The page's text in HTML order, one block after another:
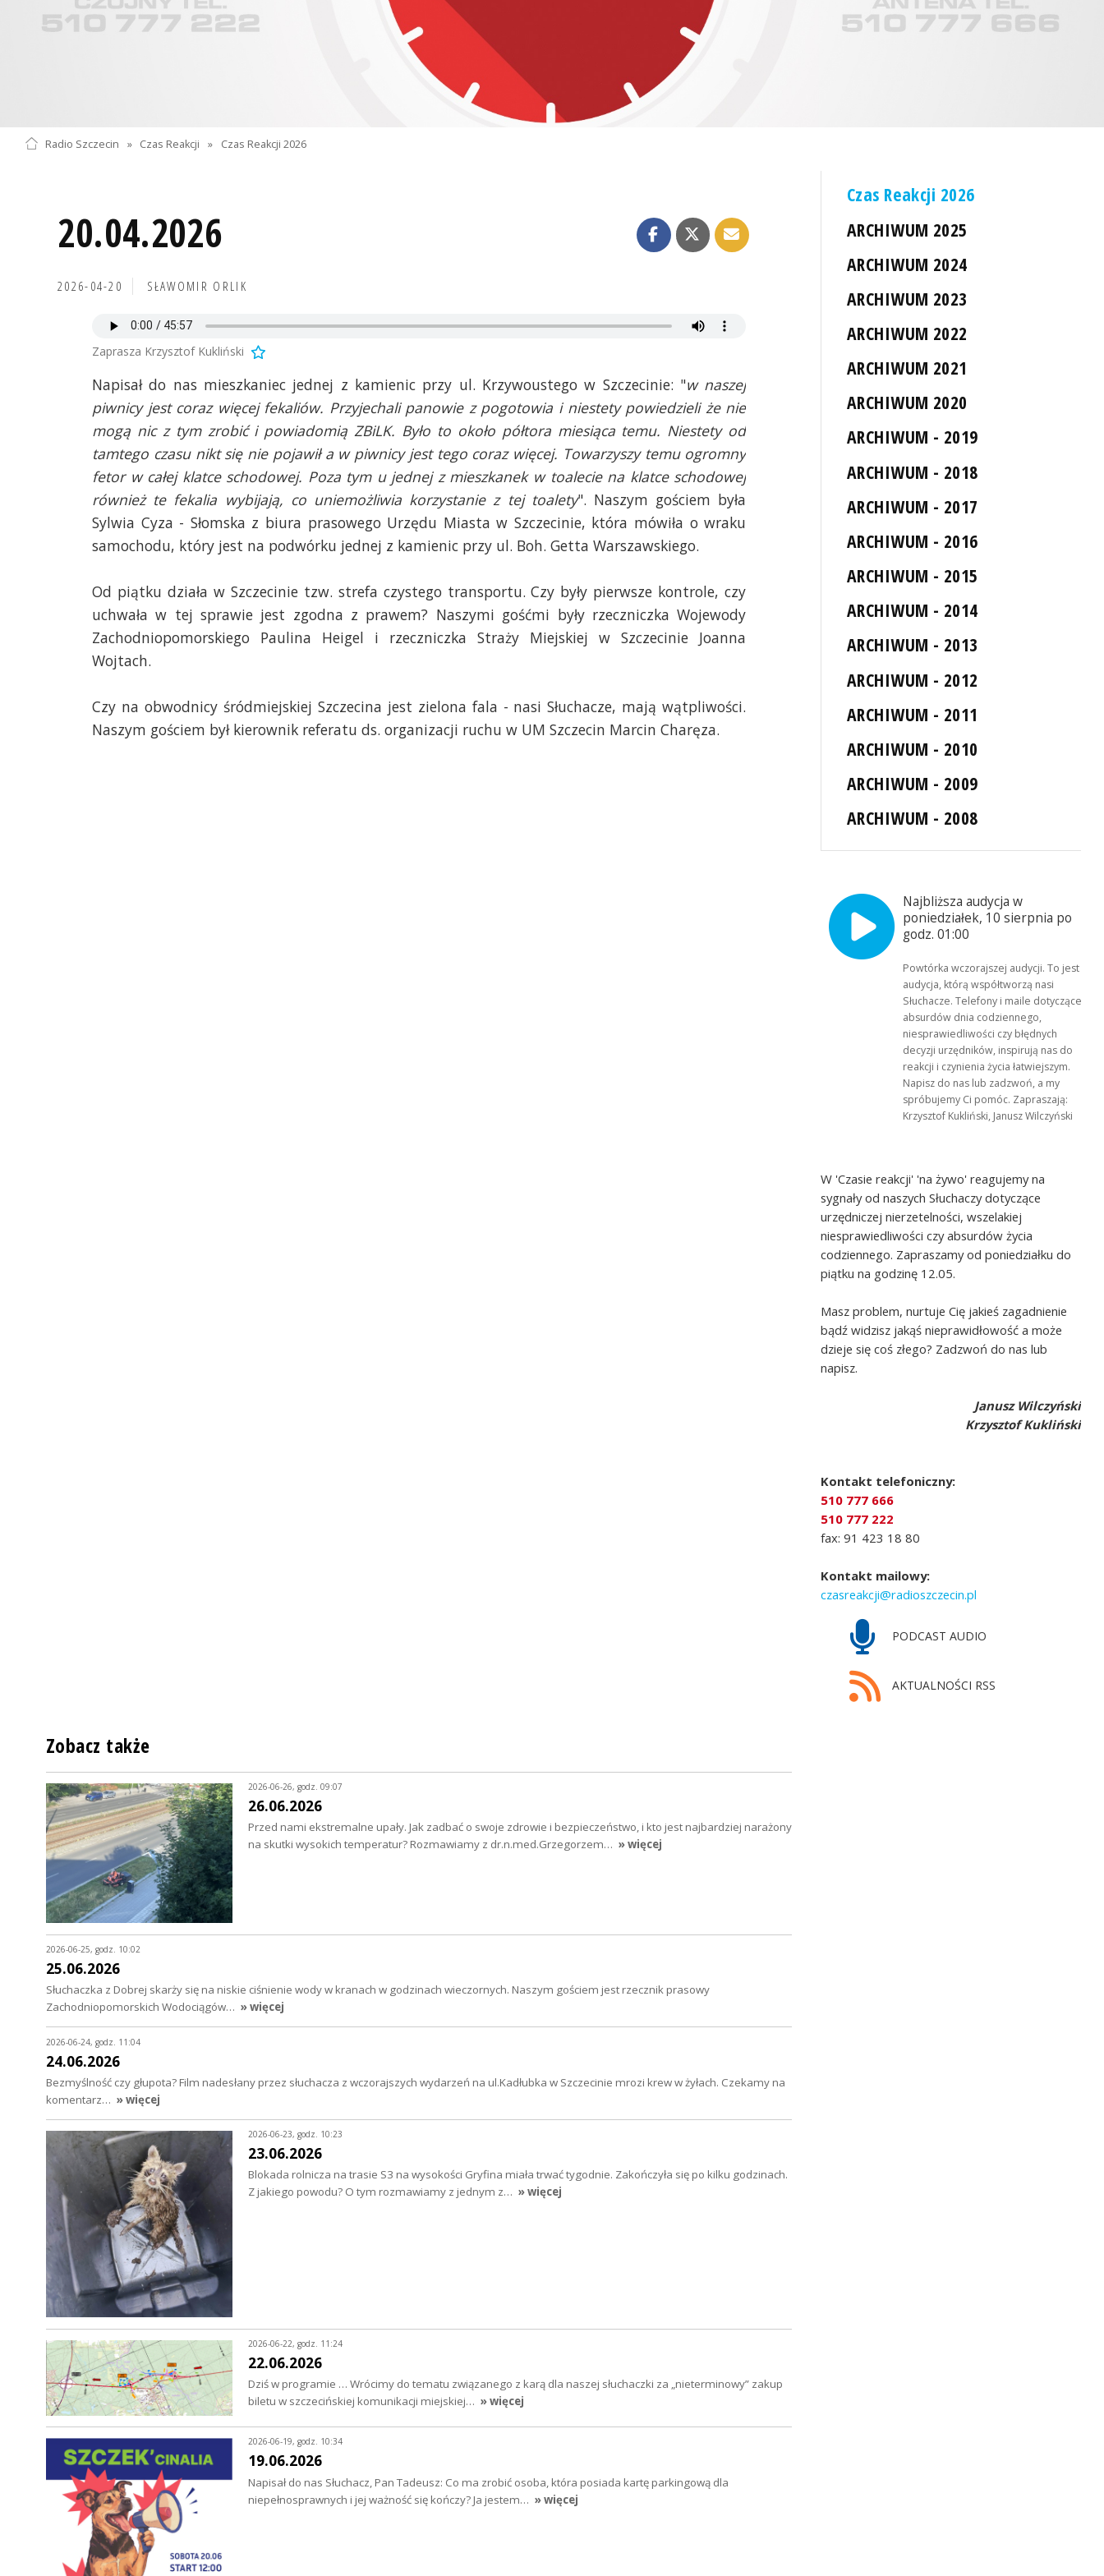
Radio Szczecin » Czas Reakcji » Czas Reakcji 2026
20.04.2026
2026-04-20 SŁAWOMIR ORLIK
Zaprasza Krzysztof Kukliński
Napisał do nas mieszkaniec jednej z kamienic przy ul. Krzywoustego w Szczecinie: "w naszej
piwnicy jest coraz więcej fekaliów. Przyjechali panowie z pogotowia i niestety powiedzieli że nie
mogą nic z tym zrobić i powiadomią ZBiLK. Było to około półtora miesiąca temu. Niestety od
tamtego czasu nikt się nie pojawił a w piwnicy jest tego coraz więcej. Towarzyszy temu ogromny
fetor w całej klatce schodowej. Poza tym u jednej z mieszkanek w toalecie na klatce schodowej
również te fekalia wybijają, co uniemożliwia korzystanie z tej toalety". Naszym gościem była
Sylwia Cyza - Słomska z biura prasowego Urzędu Miasta w Szczecinie, która mówiła o wraku
samochodu, który jest na podwórku jednej z kamienic przy ul. Boh. Getta Warszawskiego.
Od piątku działa w Szczecinie tzw. strefa czystego transportu. Czy były pierwsze kontrole, czy
uchwała w tej sprawie jest zgodna z prawem? Naszymi gośćmi były rzeczniczka Wojewody
Zachodniopomorskiego Paulina Heigel i rzeczniczka Straży Miejskiej w Szczecinie Joanna
Wojtach.
Czy na obwodnicy śródmiejskiej Szczecina jest zielona fala - nasi Słuchacze, mają wątpliwości.
Naszym gościem był kierownik referatu ds. organizacji ruchu w UM Szczecin Marcin Charęza.
Czas Reakcji 2026
ARCHIWUM 2025
ARCHIWUM 2024
ARCHIWUM 2023
ARCHIWUM 2022
ARCHIWUM 2021
ARCHIWUM 2020
ARCHIWUM - 2019
ARCHIWUM - 2018
ARCHIWUM - 2017
ARCHIWUM - 2016
ARCHIWUM - 2015
ARCHIWUM - 2014
ARCHIWUM - 2013
ARCHIWUM - 2012
ARCHIWUM - 2011
ARCHIWUM - 2010
ARCHIWUM - 2009
ARCHIWUM - 2008
Najbliższa audycja w
poniedziałek, 10 sierpnia po
godz. 01:00
Powtórka wczorajszej audycji. To jest
audycja, którą współtworzą nasi
Słuchacze. Telefony i maile dotyczące
absurdów dnia codziennego,
niesprawiedliwości czy błędnych
decyzji urzędników, inspirują nas do
reakcji i czynienia życia łatwiejszym.
Napisz do nas lub zadzwoń, a my
spróbujemy Ci pomóc. Zapraszają:
Krzysztof Kukliński, Janusz Wilczyński
W 'Czasie reakcji' 'na żywo' reagujemy na
sygnały od naszych Słuchaczy dotyczące
urzędniczej nierzetelności, wszelakiej
niesprawiedliwości czy absurdów życia
codziennego. Zapraszamy od poniedziałku do
piątku na godzinę 12.05.
Masz problem, nurtuje Cię jakieś zagadnienie
bądź widzisz jakąś nieprawidłowość a może
dzieje się coś złego? Zadzwoń do nas lub
napisz.
Janusz Wilczyński
Krzysztof Kukliński
Kontakt telefoniczny:
510 777 666
510 777 222
fax: 91 423 18 80
Kontakt mailowy:
czasreakcji@radioszczecin.pl
PODCAST AUDIO
AKTUALNOŚCI RSS
Zobacz także
2026-06-26, godz. 09:07
26.06.2026
Przed nami ekstremalne upały. Jak zadbać o swoje zdrowie i bezpieczeństwo, i kto jest najbardziej narażony
na skutki wysokich temperatur? Rozmawiamy z dr.n.med.Grzegorzem… » więcej
2026-06-25, godz. 10:02
25.06.2026
Słuchaczka z Dobrej skarży się na niskie ciśnienie wody w kranach w godzinach wieczornych. Naszym gościem jest rzecznik prasowy
Zachodniopomorskich Wodociągów… » więcej
2026-06-24, godz. 11:04
24.06.2026
Bezmyślność czy głupota? Film nadesłany przez słuchacza z wczorajszych wydarzeń na ul.Kadłubka w Szczecinie mrozi krew w żyłach. Czekamy na
komentarz… » więcej
2026-06-23, godz. 10:23
23.06.2026
Blokada rolnicza na trasie S3 na wysokości Gryfina miała trwać tygodnie. Zakończyła się po kilku godzinach.
Z jakiego powodu? O tym rozmawiamy z jednym z… » więcej
2026-06-22, godz. 11:24
22.06.2026
Dziś w programie … Wrócimy do tematu związanego z karą dla naszej słuchaczki za „nieterminowy” zakup
biletu w szczecińskiej komunikacji miejskiej… » więcej
2026-06-19, godz. 10:34
19.06.2026
Napisał do nas Słuchacz, Pan Tadeusz: Co ma zrobić osoba, która posiada kartę parkingową dla
niepełnosprawnych i jej ważność się kończy? Ja jestem… » więcej